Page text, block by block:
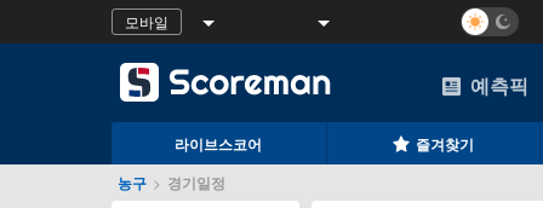
모바일
예측픽
라이브스코어
즐겨찾기
농구 > 경기일정